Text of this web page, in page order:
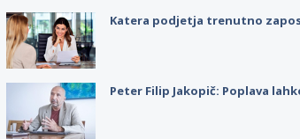
Katera podjetja trenutno
Peter Filip Jakopič: Poplava